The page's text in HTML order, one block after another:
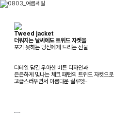
Tweed jacket
더워지는 날씨에도 트위드 자켓을
포기 못하는 당신에게 드리는 선물-
디테일 담긴 우아한 버튼 디자인과
은은하게 빛나는 체크 패턴의 트위드 자켓으로
고급스러우면서 아름다운 실루엣-